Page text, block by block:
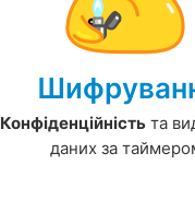
Конфіденційність та
даних за